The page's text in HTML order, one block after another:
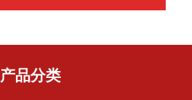
产品分类